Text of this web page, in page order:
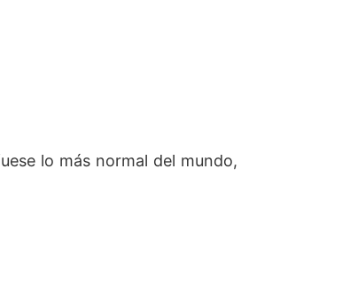
lo más normal del mundo,